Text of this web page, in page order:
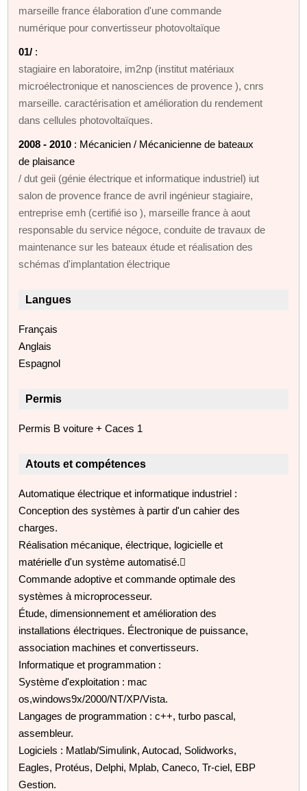
marseille france élaboration d'une commande
numérique pour convertisseur photovoltaïque
01/ :
stagiaire en laboratoire, im2np (institut matériaux
microélectronique et nanosciences de provence ), cnrs
marseille. caractérisation et amélioration du rendement
dans cellules photovoltaïques.
2008 - 2010 : Mécanicien / Mécanicienne de bateaux
de plaisance
/ dut geii (génie électrique et informatique industriel) iut
salon de provence france de avril ingénieur stagiaire,
entreprise emh (certifié iso ), marseille france à aout
responsable du service négoce, conduite de travaux de
maintenance sur les bateaux étude et réalisation des
schémas d'implantation électrique
Langues
Français
Anglais
Espagnol
Permis
Permis B voiture + Caces 1
Atouts et compétences
Automatique électrique et informatique industriel :
Conception des systèmes à partir d'un cahier des
charges.
Réalisation mécanique, électrique, logicielle et
matérielle d'un système automatisé.
Commande adoptive et commande optimale des
systèmes à microprocesseur.
Étude, dimensionnement et amélioration des
installations électriques. Électronique de puissance,
association machines et convertisseurs.
Informatique et programmation :
Système d'exploitation : mac
os,windows9x/2000/NT/XP/Vista.
Langages de programmation : c++, turbo pascal,
assembleur.
Logiciels : Matlab/Simulink, Autocad, Solidworks,
Eagles, Protéus, Delphi, Mplab, Caneco, Tr-ciel, EBP
Gestion.